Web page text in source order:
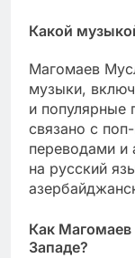
Какой
Магомаев
музыки,
и популярные
связано с
переводами и
на русский
Как
Западе?